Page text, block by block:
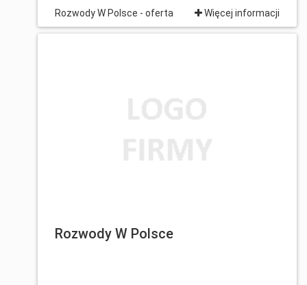
Rozwody W Polsce - oferta Więcej informacji
Rozwody W Polsce